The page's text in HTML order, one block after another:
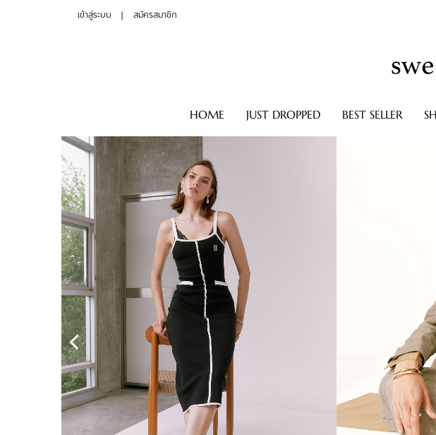
เข้าสู่ระบบ สมัครสมาชิก
HOME JUST DROPPED BEST SELLER